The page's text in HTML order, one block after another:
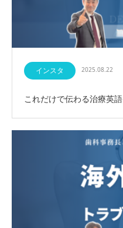
インスタ 2025.08.22
これだけで伝わる治療英語